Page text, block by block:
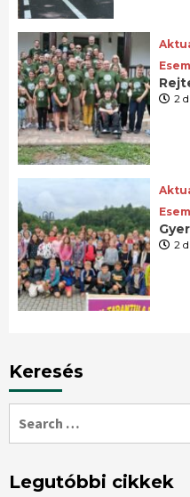
2
2
Keresés
Legutóbbi cikkek